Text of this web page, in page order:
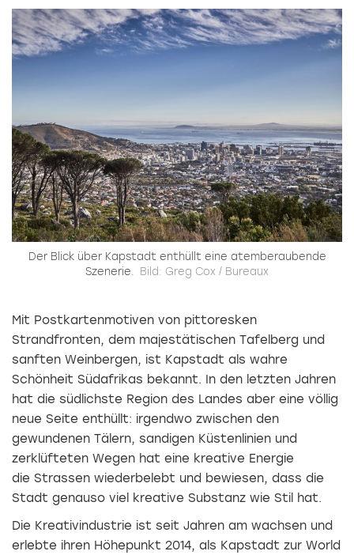
Der Blick über Kapstadt enthüllt eine atemberaubende
Szenerie.
Bild: Greg Cox / Bureaux
Mit Postkartenmotiven von pittoresken
Strandfronten, dem majestätischen Tafelberg und
sanften Weinbergen, ist Kapstadt als wahre
Schönheit Südafrikas bekannt. In den letzten Jahren
hat die südlichste Region des Landes aber eine völlig
neue Seite enthüllt: irgendwo zwischen den
gewundenen Tälern, sandigen Küstenlinien und
zerklüfteten Wegen hat eine kreative Energie
die Strassen wiederbelebt und bewiesen, dass die
Stadt genauso viel kreative Substanz wie Stil hat.
Die Kreativindustrie ist seit Jahren am wachsen und
erlebte ihren Höhepunkt 2014, als Kapstadt zur World